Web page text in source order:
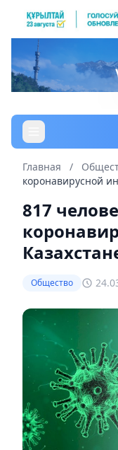
Главная /
коронавирусной
817
Общество